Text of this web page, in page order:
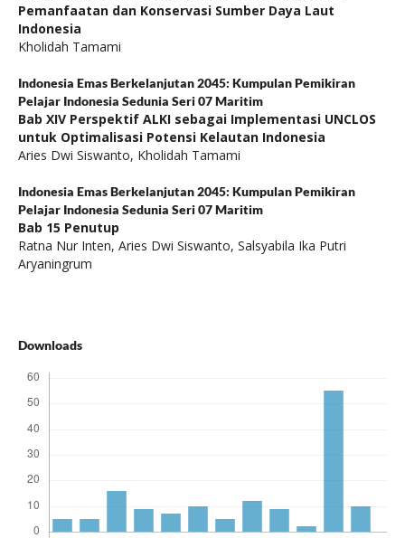
Pemanfaatan dan Konservasi Sumber Daya Laut
Indonesia
Kholidah Tamami
Indonesia Emas Berkelanjutan 2045: Kumpulan Pemikiran
Pelajar Indonesia Sedunia Seri 07 Maritim
Bab XIV Perspektif ALKI sebagai Implementasi UNCLOS
untuk Optimalisasi Potensi Kelautan Indonesia
Aries Dwi Siswanto, Kholidah Tamami
Indonesia Emas Berkelanjutan 2045: Kumpulan Pemikiran
Pelajar Indonesia Sedunia Seri 07 Maritim
Bab 15 Penutup
Ratna Nur Inten, Aries Dwi Siswanto, Salsyabila Ika Putri
Aryaningrum
Downloads